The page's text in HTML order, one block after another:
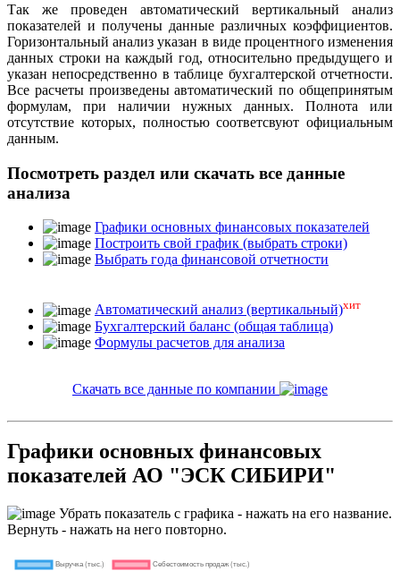
Так же проведен автоматический вертикальный анализ
показателей и получены данные различных коэффициентов.
Горизонтальный анализ указан в виде процентного изменения
данных строки на каждый год, относительно предыдущего и
указан непосредственно в таблице бухгалтерской отчетности.
Все расчеты произведены автоматический по общепринятым
формулам, при наличии нужных данных. Полнота или
отсутствие которых, полностью соответсвуют официальным
данным.
Посмотреть раздел или скачать все данные
анализа
Графики основных финансовых показателей
Построить свой график (выбрать строки)
Выбрать года финансовой отчетности
Автоматический анализ (вертикальный)хит
Бухгалтерский баланс (общая таблица)
Формулы расчетов для анализа
Скачать все данные по компании
Графики основных финансовых
показателей АО "ЭСК СИБИРИ"
Убрать показатель с графика - нажать на его название.
Вернуть - нажать на него повторно.